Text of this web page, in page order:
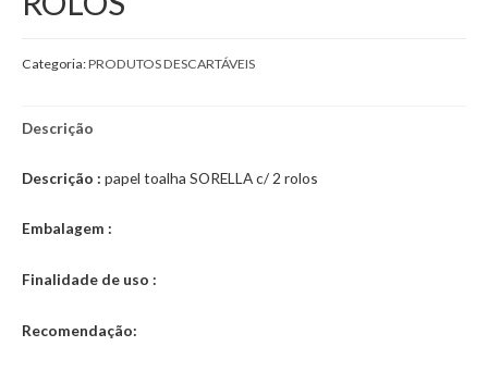
Categoria:PRODUTOS DESCARTÁVEIS
Descrição
Descrição : papel toalha SORELLA c/ 2 rolos
Embalagem :
Finalidade de uso :
Recomendação: